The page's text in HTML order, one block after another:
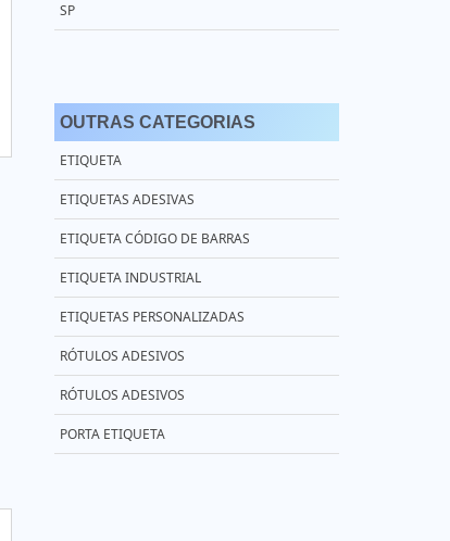
SP
RIBBON 110X74
RIBBON CERA 110X450
RIBBON CERA 110X74 ZEBRA
RIBBON DE CERA PARA IMPRESSORA ZEBRA
RIBBON ETIQUETA ZEBRA
RIBBON GC420T
RIBBON MISTO 110X74
RIBBON PARA DATADOR
RIBBON PARA ETIQUETAS DE POLIÉSTER
OUTRAS CATEGORIAS
ETIQUETA
ETIQUETAS ADESIVAS
ETIQUETA CÓDIGO DE BARRAS
ETIQUETA INDUSTRIAL
ETIQUETAS PERSONALIZADAS
RÓTULOS ADESIVOS
RÓTULOS ADESIVOS
PORTA ETIQUETA